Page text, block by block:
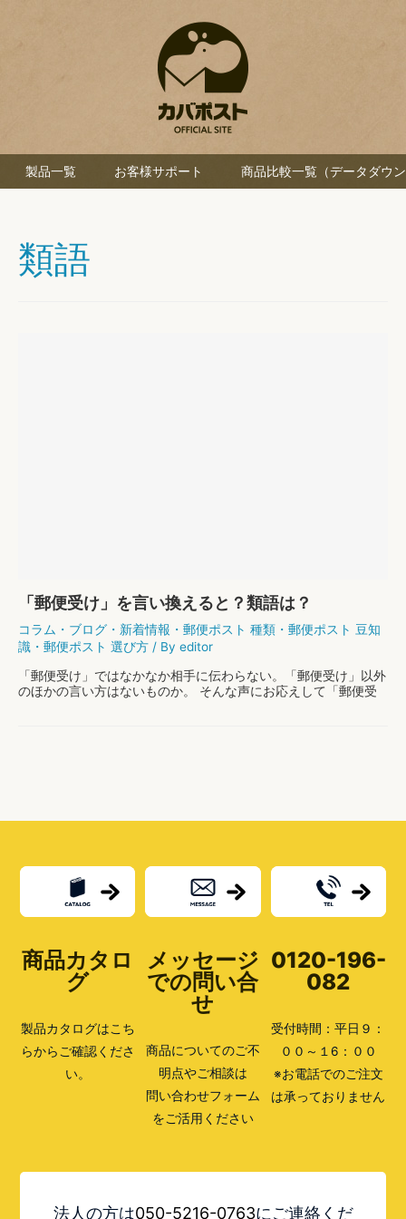
製品一覧 お客様サポート 商品比較一覧（データダウ
類語
「郵便受け」を言い換えると？類語は？
コラム ・ ブログ ・ 新着情報 ・ 郵便ポスト 種類 ・ 郵便ポスト 豆知
識 ・ 郵便ポスト 選び方 / By editor
「郵便受け」ではなかなか相手に伝わらない。「郵便受け」以外
のほかの言い方はないものか。 そんな声にお応えして「郵便受
を
換
と？
は？
商品カタロ
グ
製品カタログはこち
らからご確認くださ
い。
メッセージ
での問い合
せ
商品についてのご不
明点やご相談は
問い合わせフォーム
をご活用ください
0120-196-
082
受付時間：平日９：
００～１6：００
※お電話でのご注文
は承っておりません
法人の方は050-5216-0763にご連絡くだ